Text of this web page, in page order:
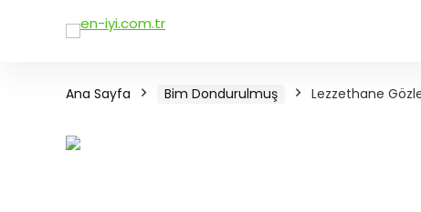
Ana Sayfa Bim Dondurulmuş Lezzethane